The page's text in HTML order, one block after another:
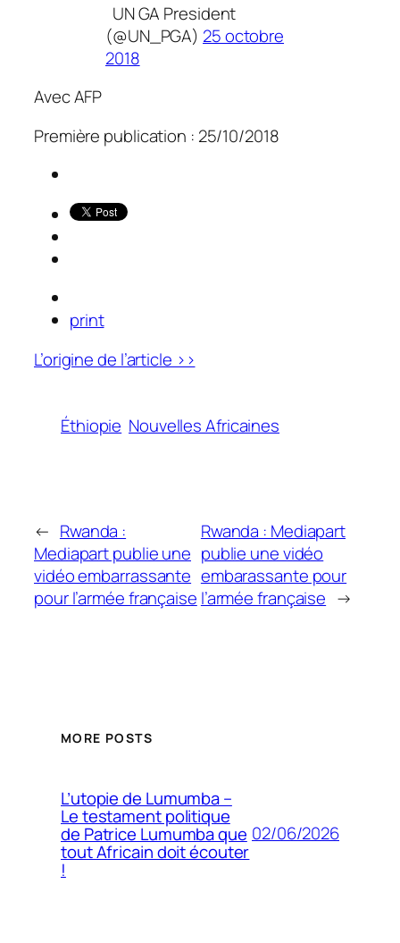
UN GA President
(@UN_PGA) 25 octobre
2018
Avec AFP
Première publication : 25/10/2018
print
L’origine de l’article >>
Éthiopie Nouvelles Africaines
← Rwanda :
Mediapart publie une
vidéo embarrassante
pour l’armée française
Rwanda : Mediapart
publie une vidéo
embarassante pour
l’armée française →
MORE POSTS
L’utopie de Lumumba –
Le testament politique
de Patrice Lumumba que
tout Africain doit écouter
!
02/06/2026